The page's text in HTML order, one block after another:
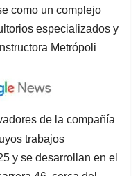
como un complejo
especializados y
Metrópoli
de la compañía
trabajos
y se desarrollan en el